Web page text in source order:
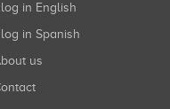
Blog in English
Blog in Spanish
About us
Contact